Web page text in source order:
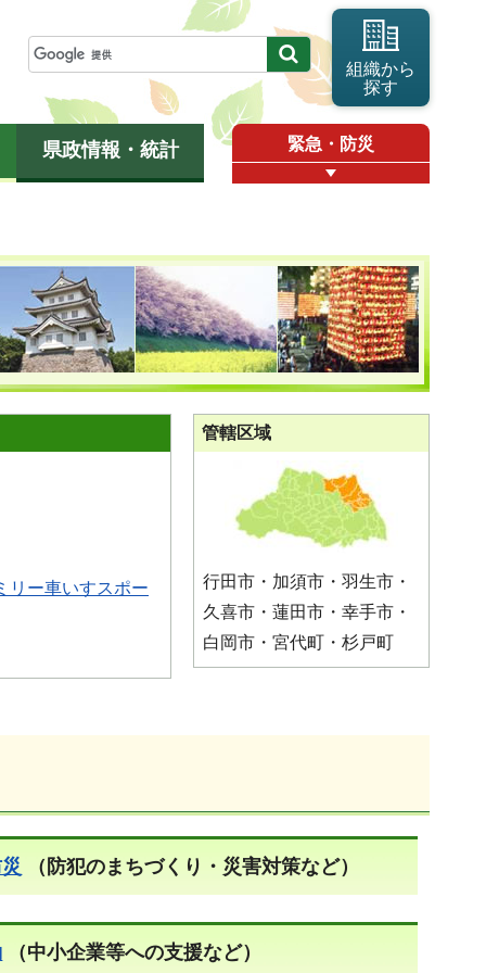
組織から
探す
県政情報・統計 緊急・防災
リー車いすスポー
管轄区域
行田市・加須市・羽生市・
久喜市・蓮田市・幸手市・
白岡市・宮代町・杉戸町
（防犯のまちづくり・災害対策など）
（中小企業等への支援など）